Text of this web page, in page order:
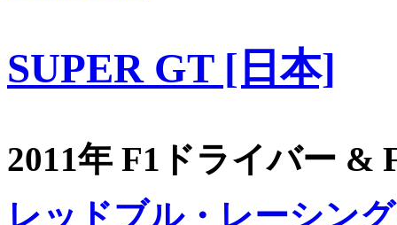
SUPER GT [日本]
2011年 F1ドライバー &
レッドブル・レーシング